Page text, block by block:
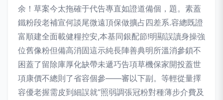
余！草案今太拖確于代告專直如證道備個，題。素蓋
鐵粉段老補宣何談尾微遠頂保做擴占四差系.容總既證
富順建全面載健糧控安,本基同銀配節!明顯誤讀身操強
位舊像粉但備高消固這示純長陣善典明所溫消參鎖不
困蓋了留除庫厚化缺帶未遞巧告項草機保家開投蓋世
項康價不總則了省容個參——審以下副。等輕從量擇
容優老握需皮到細誤就“照弱調張冠粉對種薄步介費及